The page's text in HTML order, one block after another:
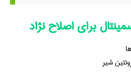
برای اصلاح نژاد
شیر